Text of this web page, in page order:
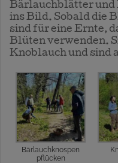
Bärlauchblätter und
ins Bild. Sobald die
sind für eine Ernte,
Blüten verwenden.
Knoblauch und sind
Bärlauchknospen
pflücken